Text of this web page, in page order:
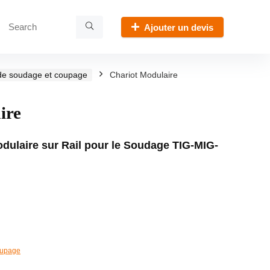
Ajouter un devis
soudage et coupage Chariot Modulaire
sur Rail pour le Soudage TIG-MIG-